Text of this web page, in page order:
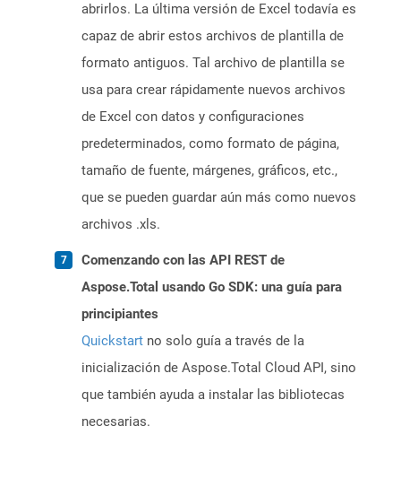
abrirlos. La última versión de Excel todavía es
capaz de abrir estos archivos de plantilla de
formato antiguos. Tal archivo de plantilla se
usa para crear rápidamente nuevos archivos
de Excel con datos y configuraciones
predeterminados, como formato de página,
tamaño de fuente, márgenes, gráficos, etc.,
que se pueden guardar aún más como nuevos
archivos .xls.
Comenzando con las API REST de
Aspose.Total usando Go SDK: una guía para
principiantes
Quickstart no solo guía a través de la
inicialización de Aspose.Total Cloud API, sino
que también ayuda a instalar las bibliotecas
necesarias.